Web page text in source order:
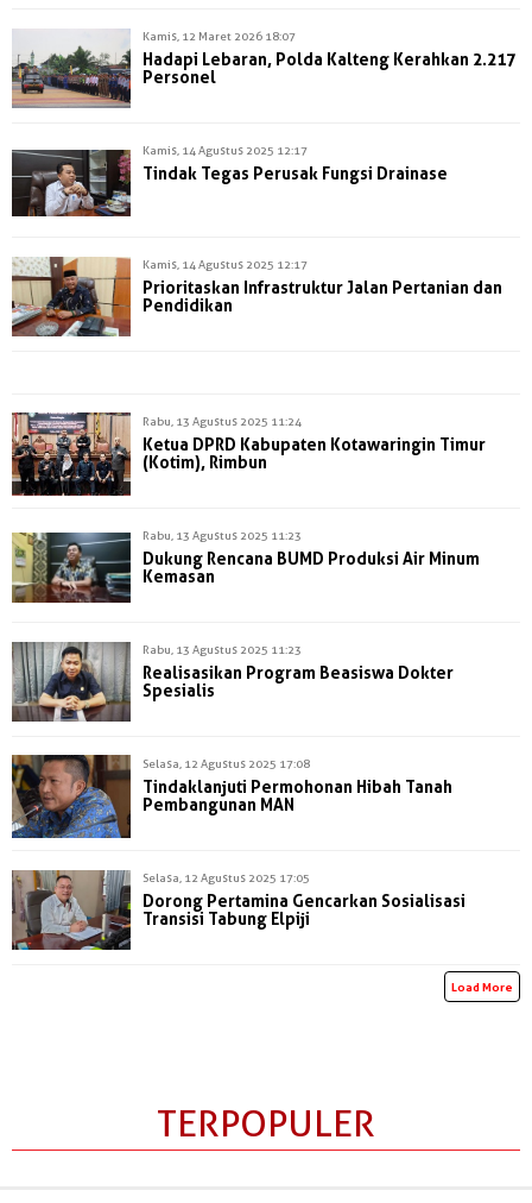
Kamis, 12 Maret 2026 18:07
Hadapi Lebaran, Polda Kalteng Kerahkan 2.217
Personel
Kamis, 14 Agustus 2025 12:17
Tindak Tegas Perusak Fungsi Drainase
Kamis, 14 Agustus 2025 12:17
Prioritaskan Infrastruktur Jalan Pertanian dan
Pendidikan
Rabu, 13 Agustus 2025 11:24
Ketua DPRD Kabupaten Kotawaringin Timur
(Kotim), Rimbun
Rabu, 13 Agustus 2025 11:23
Dukung Rencana BUMD Produksi Air Minum
Kemasan
Rabu, 13 Agustus 2025 11:23
Realisasikan Program Beasiswa Dokter
Spesialis
Selasa, 12 Agustus 2025 17:08
Tindaklanjuti Permohonan Hibah Tanah
Pembangunan MAN
Selasa, 12 Agustus 2025 17:05
Dorong Pertamina Gencarkan Sosialisasi
Transisi Tabung Elpiji
Load More
TERPOPULER